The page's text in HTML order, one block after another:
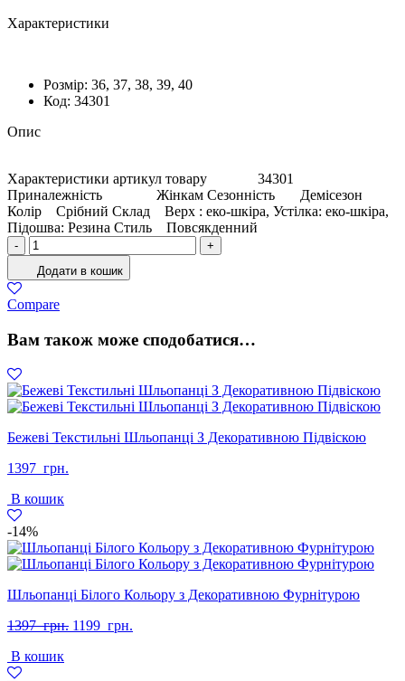
Характеристики
Розмiр: 36, 37, 38, 39, 40
Код: 34301
Опис
Характеристики артикул товару 34301
Приналежність Жінкам Сезонність Демісезон
Колір Срібний Склад Верх : еко-шкіра, Устілка: еко-шкіра,
Підошва: Резина Стиль Повсякденний
Босоніжки
Жіночі
Еко-
шкіра
Срібний
-
+
Додати в кошик
Compare
Вам також може сподобатися…
Бежеві Текстильні Шльопанці З Декоративною Підвіскою
1397 грн.
В кошик
-14%
Шльопанці Білого Кольору з Декоративною Фурнітурою
1397 грн. Оригінальна
1199 грн.
В кошик